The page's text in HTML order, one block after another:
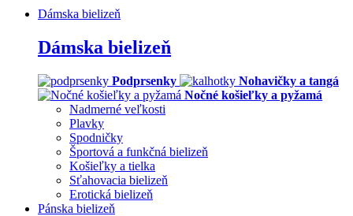
Dámska bielizeň
Dámska bielizeň
Podprsenky
Nohavičky a tangá
Nočné košieľky a pyžamá
Nadmerné veľkosti
Plavky
Spodničky
Športová a funkčná bielizeň
Košieľky a tielka
Sťahovacia bielizeň
Erotická bielizeň
Pánska bielizeň